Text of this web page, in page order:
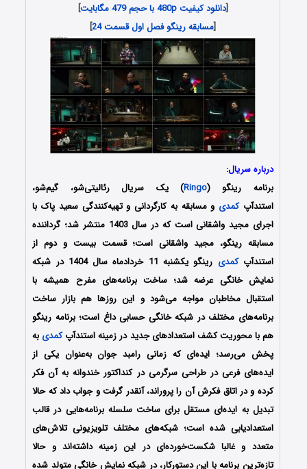
[دانلود کیفیت 480p با حجم 479 مگابایت
]
[مسابقه رینگو فصل اول قسمت 24 ]
درباره سریال:
برنامه رینگو (Ringo) یک سریال رئالیتی‌شو، گیم‌شو،
استندآپکمدی و مسابقه به کارگردانی و تهیه‌کنندگی سعید پاک با
اجرای مجید واشقانی
است که در سال 1403 منتشر شد؛ گرداننده
مسابقه رینگو، مجید واشقانی است؛ قسمت بیست و دوم از
استندآپکمدی
رینگو یکشنبه 11 خردادماه سال 1404 در شبکه
نمایش خانگی عرضه شد؛ ساخت برنامه‌های مفرح همیشه با
استقبال مخاطبان مواجه می‌شود و این روز‌ها هم بازار ساخت
برنامه‌های مختلف در شبکه خانگی حسابی داغ است؛ برنامه رینگو
هم با محوریت کشف استعداد‌های جدید در زمینه استندآپکمدی به
پخش می‌رسد؛ ایده‌ای که زمانی رامبد جوان به‌عنوان یکی از
ایده‌های فرعی در طراحی سرگرمی در کنداکتور خندوانه به آن فکر
کرده و در اتاق فکرش آن را پروراند، آنقدر گرفت و جواب داد که حالا
تبدیل به ایده‌ای مستقل برای ساخت سلسله برنامه‌هایی در قالب
استعدادیابی شده است؛ شبکه‌های مختلف تلویزیونی تلاش‌های
متعدد و غالبا شکست‌خورده‌ای در این زمینه داشته‌اند و حالا
تازه‌ترین برنامه با این دستورکار، در شبکه نمایش خانگی متولد شده